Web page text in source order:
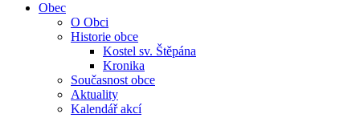
Obec
O Obci
Historie obce
Kostel sv. Štěpána
Kronika
Současnost obce
Aktuality
Kalendář akcí